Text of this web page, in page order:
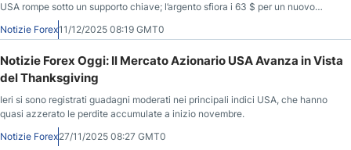
USA rompe sotto un supporto chiave; l’argento sfiora i 63 $ per un nuovo
massimo storico; si prevede che la Banca nazionale svizzera mantenga i
tassi stabili.
Notizie Forex11/12/2025 08:19 GMT0
Notizie Forex Oggi: Il Mercato Azionario USA Avanza in Vista
del Thanksgiving
Ieri si sono registrati guadagni moderati nei principali indici USA, che hanno
quasi azzerato le perdite accumulate a inizio novembre.
Notizie Forex27/11/2025 08:27 GMT0